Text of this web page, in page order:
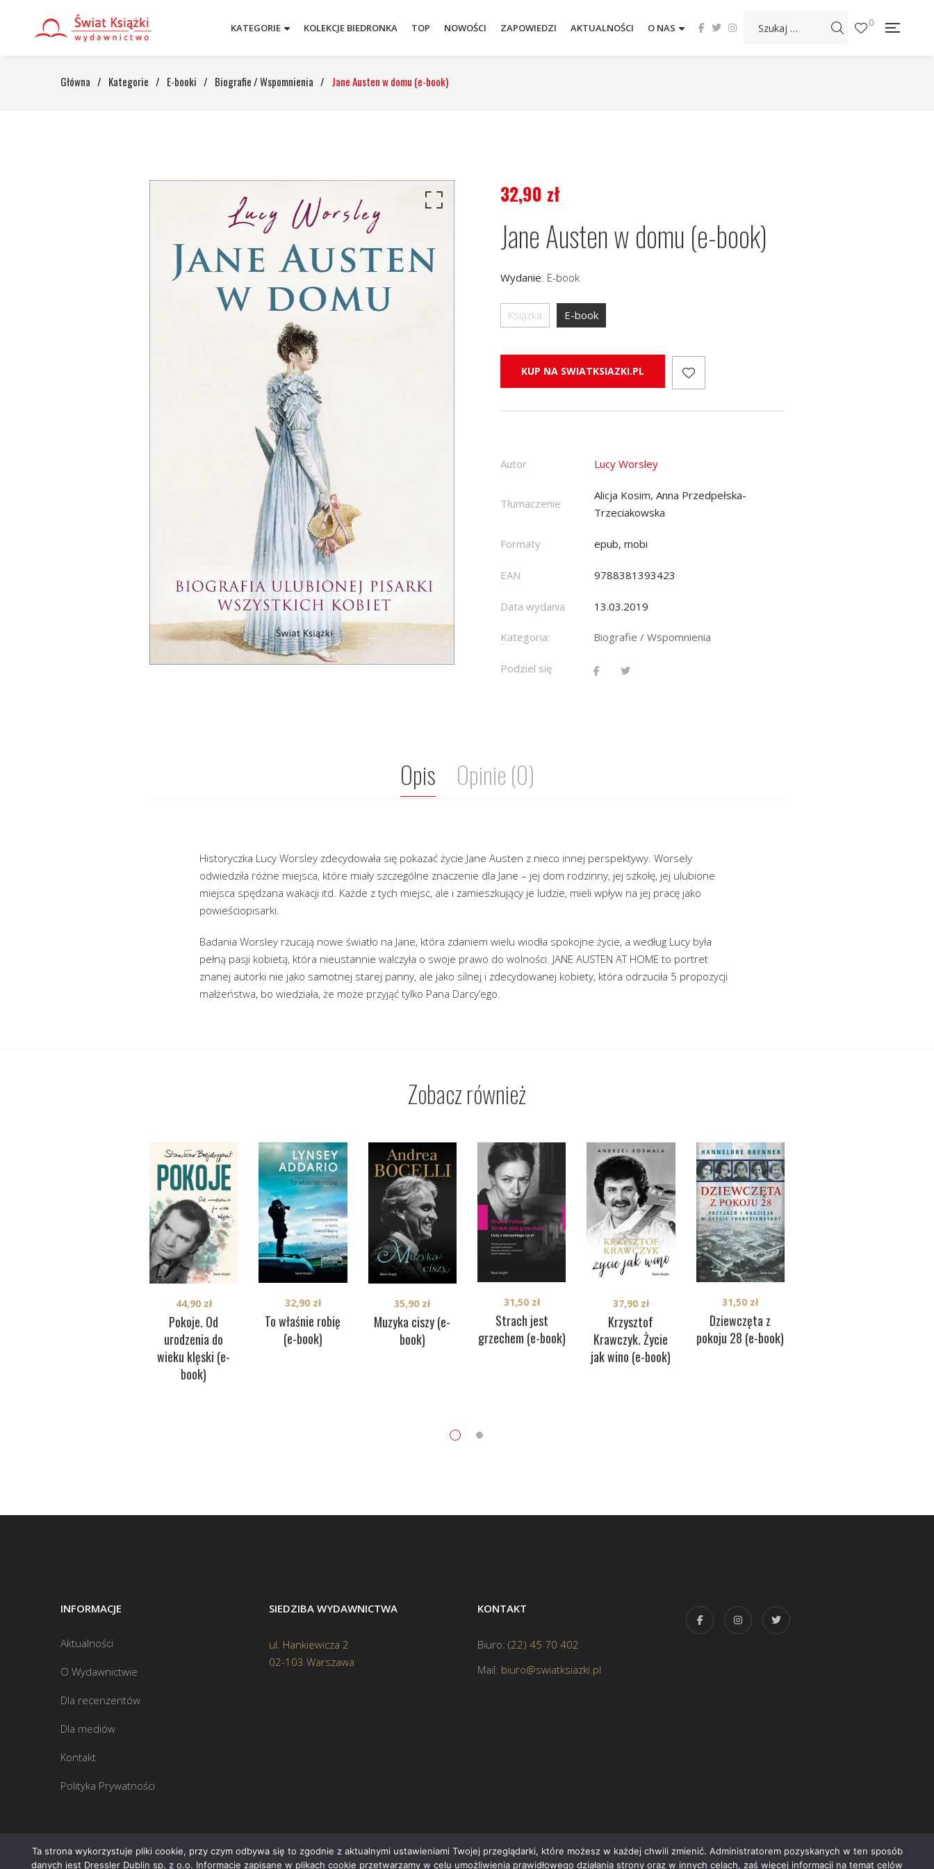
KATEGORIE KOLEKCJE BIEDRONKA TOP NOWOŚCI ZAPOWIEDZI AKTUALNOŚCI O NAS 0
Główna / Kategorie / E-booki / Biografie / Wspomnienia / Jane Austen w domu (e-book)
32,90 zł
Jane Austen w domu (e-book)
Wydanie: E-book
Książka E-book
KUP NA SWIATKSIAZKI.PL
Autor Lucy Worsley
Tłumaczenie
Alicja Kosim, Anna Przedpełska-
Trzeciakowska
Formaty epub, mobi
EAN 9788381393423
Data wydania 13.03.2019
Kategoria: Biografie / Wspomnienia
Podziel się
Opis Opinie (0)
Historyczka Lucy Worsley zdecydowała się pokazać życie Jane Austen z nieco innej perspektywy. Worsely
odwiedziła różne miejsca, które miały szczególne znaczenie dla Jane – jej dom rodzinny, jej szkołę, jej ulubione
miejsca spędzana wakacji itd. Każde z tych miejsc, ale i zamieszkujący je ludzie, mieli wpływ na jej pracę jako
powieściopisarki.
Badania Worsley rzucają nowe światło na Jane, która zdaniem wielu wiodła spokojne życie, a według Lucy była
pełną pasji kobietą, która nieustannie walczyła o swoje prawo do wolności. JANE AUSTEN AT HOME to portret
znanej autorki nie jako samotnej starej panny, ale jako silnej i zdecydowanej kobiety, która odrzuciła 5 propozycji
małżeństwa, bo wiedziała, że może przyjąć tylko Pana Darcy’ego.
Zobacz również
Pokoje. Od
urodzenia do
wieku klęski (e-
book)
44,90 zł
To właśnie robię
(e-book)
32,90 zł
Muzyka ciszy (e-
book)
35,90 zł
Strach jest
grzechem (e-book)
31,50 zł
Krzysztof
Krawczyk. Życie
jak wino (e-book)
37,90 zł
Dziewczęta z
pokoju 28 (e-book)
31,50 zł
INFORMACJE
Aktualności
O Wydawnictwie
Dla recenzentów
Dla mediów
Kontakt
Polityka Prywatności
SIEDZIBA WYDAWNICTWA
ul. Hankiewicza 2
02-103 Warszawa
KONTAKT
Biuro: (22) 45 70 402
Mail: biuro@swiatksiazki.pl
Ta strona wykorzystuje pliki cookie, przy czym odbywa się to zgodnie z aktualnymi ustawieniami Twojej przeglądarki, które możesz w każdej chwili zmienić. Administratorem pozyskanych w ten sposób
danych jest Dressler Dublin sp. z o.o. Informacje zapisane w plikach cookie przetwarzamy w celu umożliwienia prawidłowego działania strony oraz w innych celach, zaś więcej informacji na temat celów